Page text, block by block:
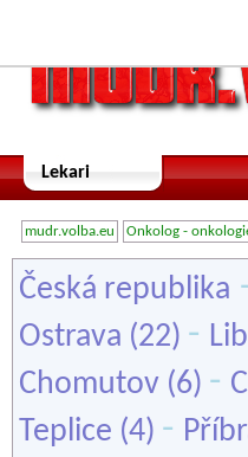
Lekari
mudr.volba.eu Onkolog -
Česká republika
Ostrava (22) -
Chomutov (6) -
Teplice (4) -